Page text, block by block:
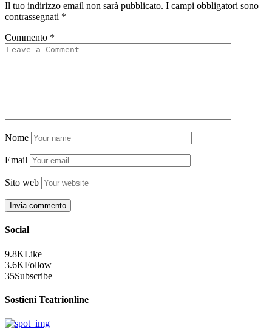
Il tuo indirizzo email non sarà pubblicato. I campi obbligatori sono
contrassegnati *
Commento *
Nome
Email
Sito web
Social
9.8KLike
3.6KFollow
35Subscribe
Sostieni Teatrionline